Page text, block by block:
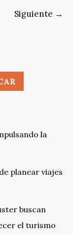
Siguiente →
la
planear viajes
buscan
el turismo